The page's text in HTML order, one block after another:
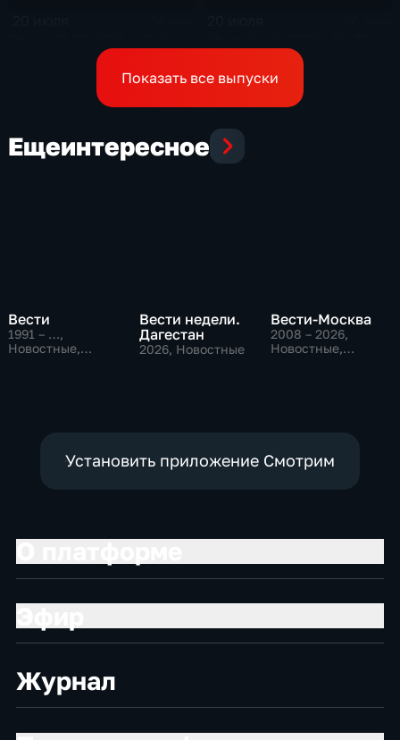
Показать все выпуски
Ещеинтересное
Вести
1991 – …,
Новостные,
Вести недели.
Дагестан
2026, Новостные
Вести-Москва
2008 – 2026,
Новостные,
Установить приложение Смотрим
Журнал